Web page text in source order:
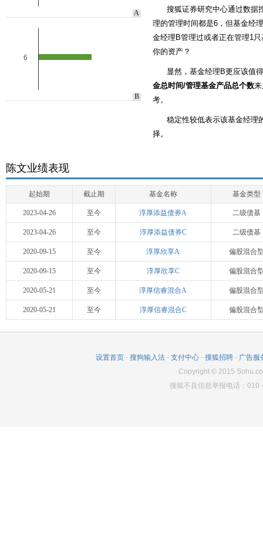
A
6
B
搜狐证券研究中心通过数据
理的管理时间都是6，但基金经
金经理B管理过或者正在管理1
你的资产？
显然，基金经理B更应该值
金总时间/管理基金产品总个数
考。
稳定性较低表示该基金经理
择。
陈文业绩表现
起始期 截止期 基金名称 基金类型
2023-04-26 至今 淳厚添益债券A 二级债基
2023-04-26 至今 淳厚添益债券C 二级债基
2020-09-15 至今 淳厚欣享A 偏股混合
2020-09-15 至今 淳厚欣享C 偏股混合
2020-05-21 至今 淳厚信睿混合A 偏股混合
2020-05-21 至今 淳厚信睿混合C 偏股混合
设置首页 - 搜狗输入法 - 支付中心 - 搜狐招聘 - 广告服
Copyright© 2015
搜狐不良信息举报电话：010